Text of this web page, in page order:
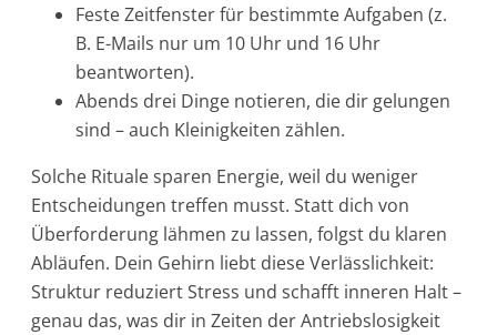
Feste Zeitfenster für bestimmte Aufgaben (z.
B. E-Mails nur um 10 Uhr und 16 Uhr
beantworten).
Abends drei Dinge notieren, die dir gelungen
sind – auch Kleinigkeiten zählen.
Solche Rituale sparen Energie, weil du weniger
Entscheidungen treffen musst. Statt dich von
Überforderung lähmen zu lassen, folgst du klaren
Abläufen. Dein Gehirn liebt diese Verlässlichkeit:
Struktur reduziert Stress und schafft inneren Halt –
genau das, was dir in Zeiten der Antriebslosigkeit